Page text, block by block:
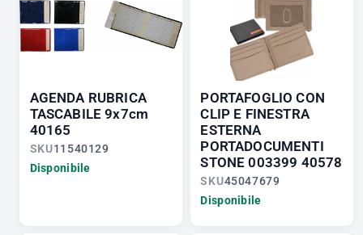
AGENDA RUBRICA
TASCABILE 9x7cm
40165
SKU11540129
Disponibile
PORTAFOGLIO CON
CLIP E FINESTRA
ESTERNA
PORTADOCUMENTI
STONE 003399 40578
SKU45047679
Disponibile